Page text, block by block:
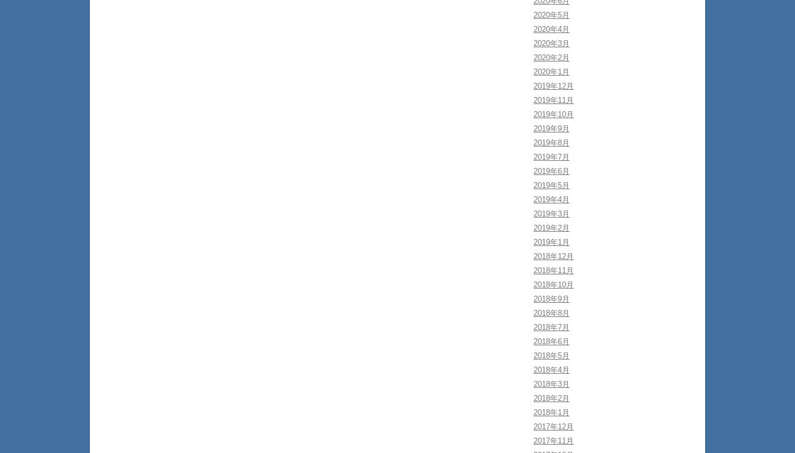
2020年5月
2020年4月
2020年3月
2020年2月
2020年1月
2019年12月
2019年11月
2019年10月
2019年9月
2019年8月
2019年7月
2019年6月
2019年5月
2019年4月
2019年3月
2019年2月
2019年1月
2018年12月
2018年11月
2018年10月
2018年9月
2018年8月
2018年7月
2018年6月
2018年5月
2018年4月
2018年3月
2018年2月
2018年1月
2017年12月
2017年11月